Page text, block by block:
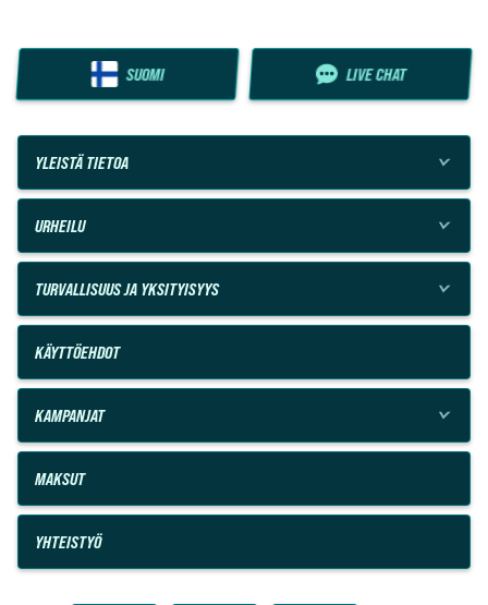
SUOMI LIVE CHAT
YLEISTÄ TIETOA
URHEILU
TURVALLISUUS JA YKSITYISYYS
KÄYTTÖEHDOT
KAMPANJAT
MAKSUT
YHTEISTYÖ